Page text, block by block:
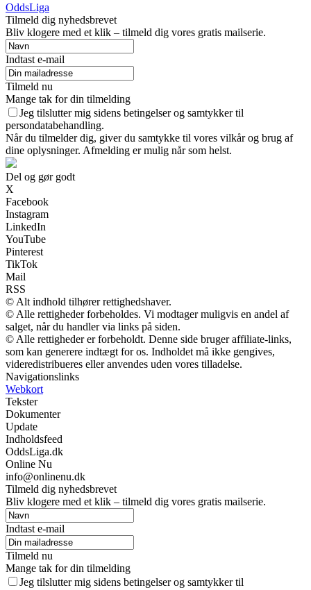
OddsLiga
Tilmeld dig nyhedsbrevet
Bliv klogere med et klik – tilmeld dig vores gratis mailserie.
Indtast e-mail
Tilmeld nu
Mange tak for din tilmelding
Jeg tilslutter mig sidens betingelser og samtykker til
persondatabehandling.
Når du tilmelder dig, giver du samtykke til vores vilkår og brug af
dine oplysninger. Afmelding er mulig når som helst.
Del og gør godt
X
Facebook
Instagram
LinkedIn
YouTube
Pinterest
TikTok
Mail
RSS
© Alt indhold tilhører rettighedshaver.
© Alle rettigheder forbeholdes. Vi modtager muligvis en andel af
salget, når du handler via links på siden.
© Alle rettigheder er forbeholdt. Denne side bruger affiliate-links,
som kan generere indtægt for os. Indholdet må ikke gengives,
videredistribueres eller anvendes uden vores tilladelse.
Navigationslinks
Webkort
Tekster
Dokumenter
Update
Indholdsfeed
OddsLiga.dk
Online Nu
info@onlinenu.dk
Tilmeld dig nyhedsbrevet
Bliv klogere med et klik – tilmeld dig vores gratis mailserie.
Indtast e-mail
Tilmeld nu
Mange tak for din tilmelding
Jeg tilslutter mig sidens betingelser og samtykker til